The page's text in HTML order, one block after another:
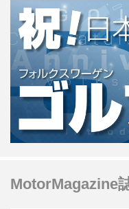
MotorMagazine